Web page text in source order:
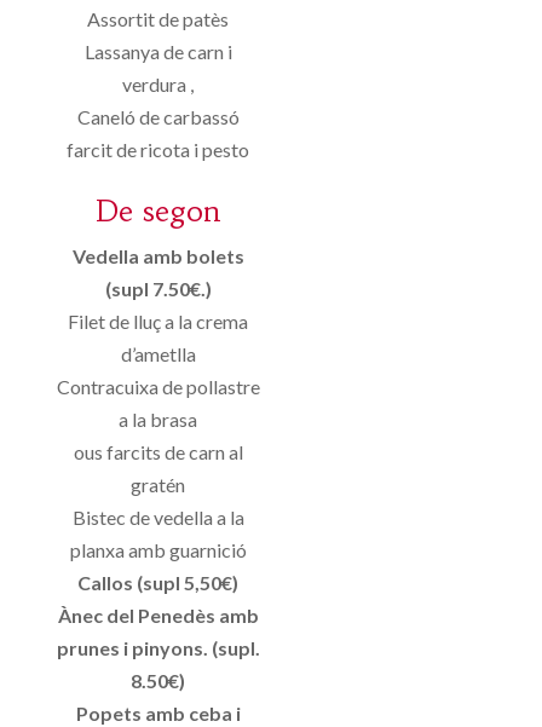
Assortit de patès
Lassanya de carn i
verdura ,
Caneló de carbassó
farcit de ricota i pesto
De segon
Vedella amb bolets
(supl 7.50€.)
Filet de lluç a la crema
d’ametlla
Contracuixa de pollastre
a la brasa
ous farcits de carn al
gratén
Bistec de vedella a la
planxa amb guarnició
Callos (supl 5,50€)
Ànec del Penedès amb
prunes i pinyons. (supl.
8.50€)
Popets amb ceba i